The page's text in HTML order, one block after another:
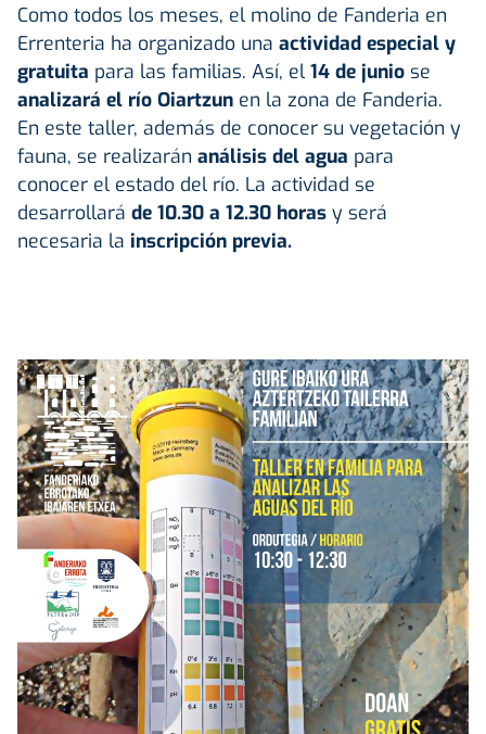
Como todos los meses, el molino de Fanderia en
Errenteria ha organizado una actividad especial y
gratuita para las familias. Así, el 14 de junio se
analizará el río Oiartzun en la zona de Fanderia.
En este taller, además de conocer su vegetación y
fauna, se realizarán análisis del agua para
conocer el estado del río. La actividad se
desarrollará de 10.30 a 12.30 horas y será
necesaria la inscripción previa.